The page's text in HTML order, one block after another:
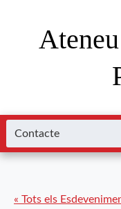
« Tots els